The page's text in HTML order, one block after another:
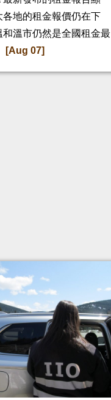
各地的租金報價仍在下
和溫市仍然是全國租金最
[Aug 07]